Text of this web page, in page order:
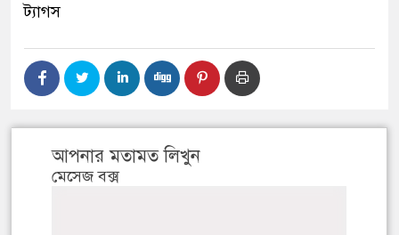
ট্যাগস
আপনার মতামত লিখুন
মেসেজ বক্স